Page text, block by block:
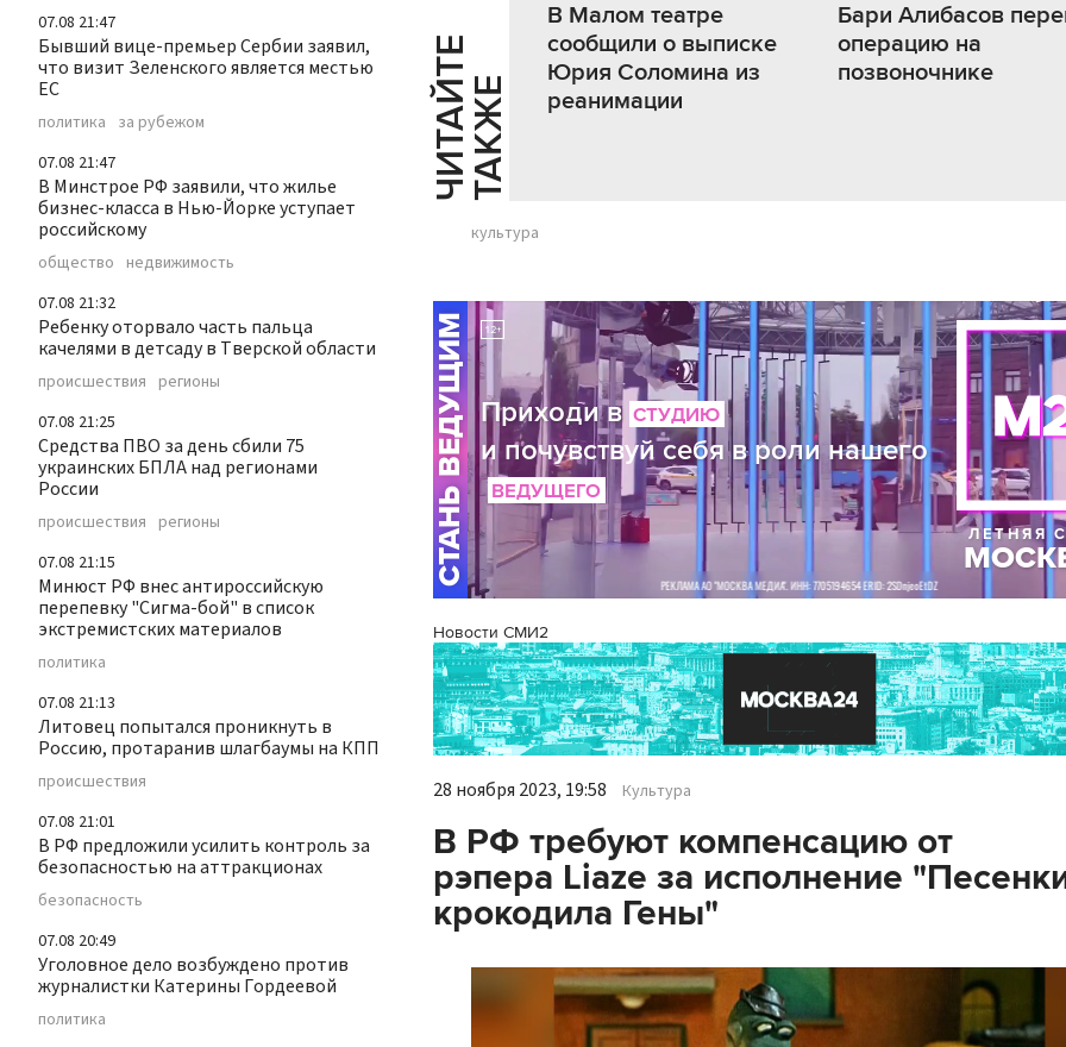
07.08 21:47
Бывший вице-премьер Сербии заявил,
что визит Зеленского является местью
ЕС
политика за рубежом
07.08 21:47
В Минстрое РФ заявили, что жилье
бизнес-класса в Нью-Йорке уступает
российскому
общество недвижимость
07.08 21:32
Ребенку оторвало часть пальца
качелями в детсаду в Тверской области
происшествия регионы
07.08 21:25
Средства ПВО за день сбили 75
украинских БПЛА над регионами
России
происшествия регионы
07.08 21:15
Минюст РФ внес антироссийскую
перепевку "Сигма-бой" в список
экстремистских материалов
политика
07.08 21:13
Литовец попытался проникнуть в
Россию, протаранив шлагбаумы на КПП
происшествия
07.08 21:01
В РФ предложили усилить контроль за
безопасностью на аттракционах
безопасность
07.08 20:49
Уголовное дело возбуждено против
журналистки Катерины Гордеевой
политика
Ч
И
Т
АЙ
Т
Е
Т
А
К
ЖЕ
В Малом театре
сообщили о выписке
Юрия Соломина из
реанимации
Бари Алибасов
операцию на
позвоночнике
культура
Новости СМИ2
28 ноября 2023, 19:58 Культура
В РФ требуют компенсацию от
рэпера Liaze за исполнение
крокодила Гены"